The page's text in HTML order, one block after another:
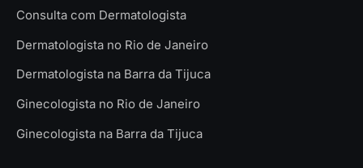
Consulta com Dermatologista
Dermatologista no Rio de Janeiro
Dermatologista na Barra da Tijuca
Ginecologista no Rio de Janeiro
Ginecologista na Barra da Tijuca